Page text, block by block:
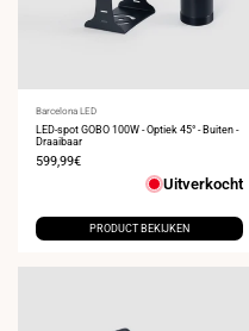
Leverancier:
Barcelona LED
LED-spot GOBO 100W - Optiek 45° - Buiten -
Draaibaar
Verkoopprijs
599,99€
Uitverkocht
PRODUCT BEKIJKEN